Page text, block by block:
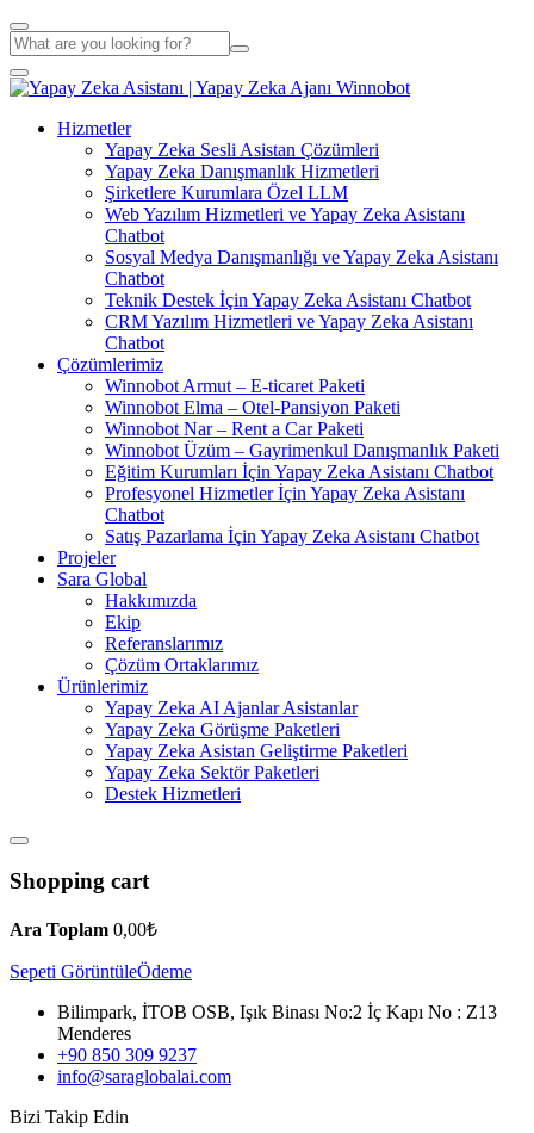
Hizmetler
Yapay Zeka Sesli Asistan Çözümleri
Yapay Zeka Danışmanlık Hizmetleri
Şirketlere Kurumlara Özel LLM
Web Yazılım Hizmetleri ve Yapay Zeka Asistanı
Chatbot
Sosyal Medya Danışmanlığı ve Yapay Zeka Asistanı
Chatbot
Teknik Destek İçin Yapay Zeka Asistanı Chatbot
CRM Yazılım Hizmetleri ve Yapay Zeka Asistanı
Chatbot
Çözümlerimiz
Winnobot Armut – E-ticaret Paketi
Winnobot Elma – Otel-Pansiyon Paketi
Winnobot Nar – Rent a Car Paketi
Winnobot Üzüm – Gayrimenkul Danışmanlık Paketi
Eğitim Kurumları İçin Yapay Zeka Asistanı Chatbot
Profesyonel Hizmetler İçin Yapay Zeka Asistanı
Chatbot
Satış Pazarlama İçin Yapay Zeka Asistanı Chatbot
Projeler
Sara Global
Hakkımızda
Ekip
Referanslarımız
Çözüm Ortaklarımız
Ürünlerimiz
Yapay Zeka AI Ajanlar Asistanlar
Yapay Zeka Görüşme Paketleri
Yapay Zeka Asistan Geliştirme Paketleri
Yapay Zeka Sektör Paketleri
Destek Hizmetleri
Shopping cart
Ara Toplam 0,00₺
Sepeti GörüntüleÖdeme
Bilimpark, İTOB OSB, Işık Binası No:2 İç Kapı No : Z13
Menderes
+90 850 309 9237
info@saraglobalai.com
Bizi Takip Edin